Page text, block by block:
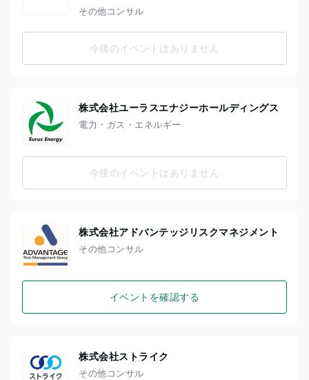
その他コンサル
今後のイベントはありません
株式会社ユーラスエナジーホールディングス
電力・ガス・エネルギー
今後のイベントはありません
株式会社アドバンテッジリスクマネジメント
その他コンサル
イベントを確認する
株式会社ストライク
その他コンサル